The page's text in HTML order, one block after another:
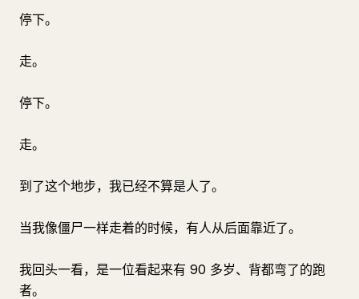
停下。
走。
停下。
走。
到了这个地步，我已经不算是人了。
当我像僵尸一样走着的时候，有人从后面靠近了。
我回头一看，是一位看起来有 90 多岁、背都弯了的跑
者。